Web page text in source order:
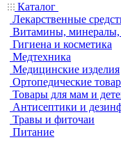
Каталог
Лекарственные
Витамины,
Гигиена и косметика
Медтехника
Медицинские изделия
Ортопедические
Товары для мам и
Антисептики и
Травы и фиточаи
Питание